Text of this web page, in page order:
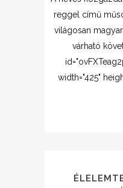
reggel című
világosan
várható
width="425"